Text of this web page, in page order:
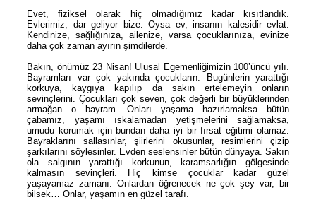
Evet, fiziksel olarak hiç olmadığımız kadar kısıtlandık.
Evlerimiz, dar geliyor bize. Oysa ev, insanın kalesidir evlat.
Kendinize, sağlığınıza, ailenize, varsa çocuklarınıza, evinize
daha çok zaman ayırın şimdilerde.
Bakın, önümüz 23 Nisan! Ulusal Egemenliğimizin 100’üncü yılı.
Bayramları var çok yakında çocukların. Bugünlerin yarattığı
korkuya, kaygıya kapılıp da sakın ertelemeyin onların
sevinçlerini. Çocukları çok seven, çok değerli bir büyüklerinden
armağan o bayram. Onları yaşama hazırlamaksa bütün
çabamız, yaşamı ıskalamadan yetişmelerini sağlamaksa,
umudu korumak için bundan daha iyi bir fırsat eğitimi olamaz.
Bayraklarını sallasınlar, şiirlerini okusunlar, resimlerini çizip
şarkılarını söylesinler. Evden seslensinler bütün dünyaya. Sakın
ola salgının yarattığı korkunun, karamsarlığın gölgesinde
kalmasın sevinçleri. Hiç kimse çocuklar kadar güzel
yaşayamaz zamanı. Onlardan öğrenecek ne çok şey var, bir
bilsek… Onlar, yaşamın en güzel tarafı.